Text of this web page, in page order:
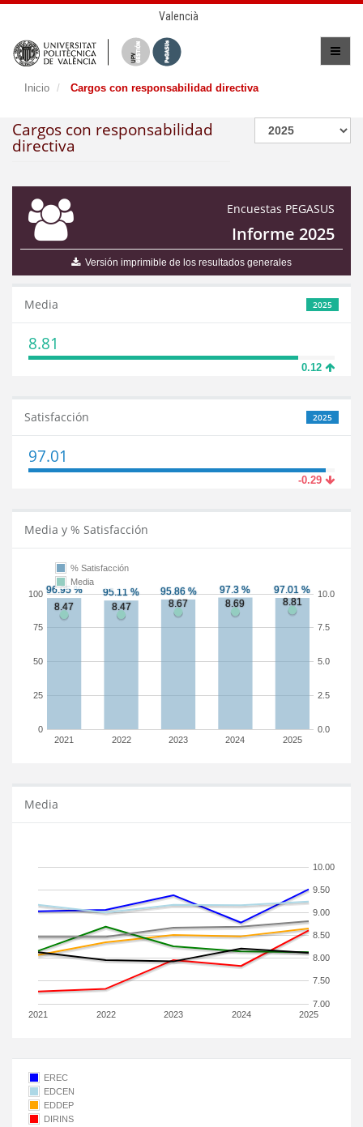
Valencià
Inicio Cargos con responsabilidad directiva
Cargos con responsabilidad
directiva
Encuestas PEGASUS
Informe 2025
Versión imprimible de los resultados generales
2025
Media
8.81
0.12
2025
Satisfacción
97.01
-0.29
Media y % Satisfacción
2021 2022 2023 2024 2025
0
25
50
75
100
0.0
2.5
5.0
7.5
10.0
% Satisfacción
Media
Media
2021 2022 2023 2024 2025
7.00
7.50
8.00
8.50
9.00
9.50
10.00
EREC
EDCEN
EDDEP
DIRINS